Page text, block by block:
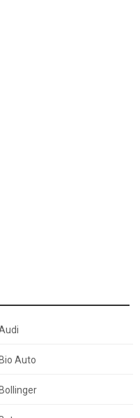
Bio Auto
Bollinger